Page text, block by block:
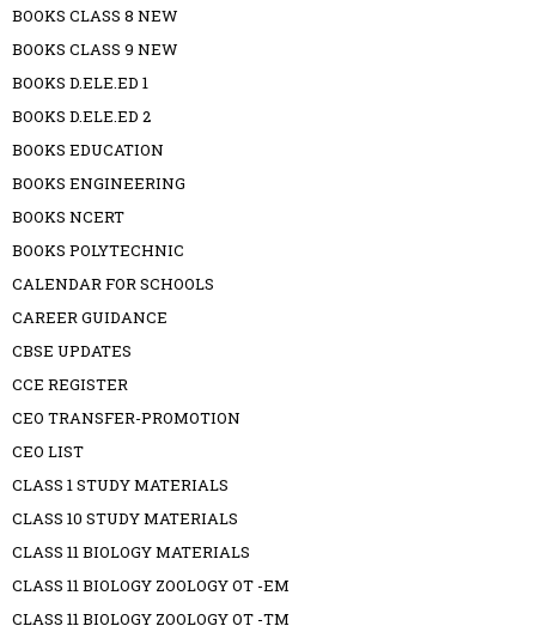
BOOKS CLASS 8 NEW
BOOKS CLASS 9 NEW
BOOKS D.ELE.ED 1
BOOKS D.ELE.ED 2
BOOKS EDUCATION
BOOKS ENGINEERING
BOOKS NCERT
BOOKS POLYTECHNIC
CALENDAR FOR SCHOOLS
CAREER GUIDANCE
CBSE UPDATES
CCE REGISTER
CEO TRANSFER-PROMOTION
CEO LIST
CLASS 1 STUDY MATERIALS
CLASS 10 STUDY MATERIALS
CLASS 11 BIOLOGY MATERIALS
CLASS 11 BIOLOGY ZOOLOGY OT -EM
CLASS 11 BIOLOGY ZOOLOGY OT -TM